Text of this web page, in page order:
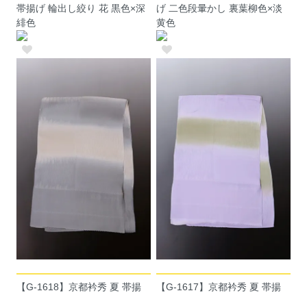
帯揚げ 輪出し絞り 花 黒色×深
緋色
げ 二色段暈かし 裏葉柳色×淡
黄色
【G-1618】京都衿秀 夏 帯揚
【G-1617】京都衿秀 夏 帯揚